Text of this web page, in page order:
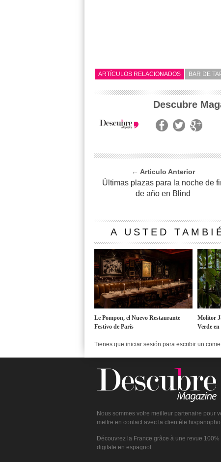
ARTÍCULOS RELACIONADOS BAR DE
Descubre
← Articulo Anterior
Últimas plazas para la noche de
de año en Blind
A USTED
Le Pompon, el Nuevo Restaurante
Festivo de París
Molitor
Verde en
Tienes que iniciar sesión para escribir un
Nous sommes votre meilleur partenaire pour
mettre en contact avec la clientèle
Découvrez la France grâce à une revue 100%
digitale en espagnol.